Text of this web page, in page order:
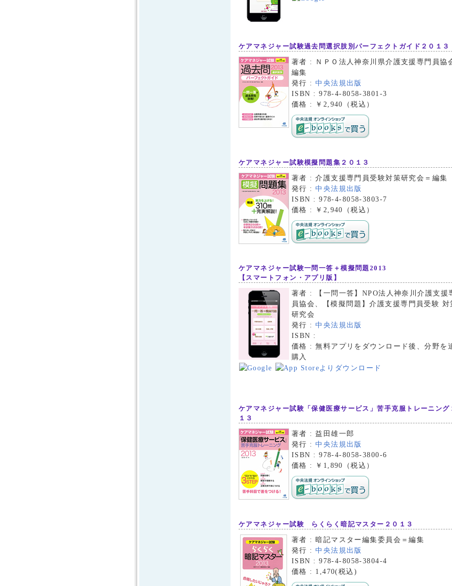
ケアマネジャー試験過去問選択肢別パーフェクトガイド２０１３
著者 : ＮＰＯ法人神奈川県介護支援専門員協
編集
発行 :中央法規出版
ISBN : 978-4-8058-3801-3
価格 : ￥2,940（税込）
ケアマネジャー試験模擬問題集２０１３
著者 : 介護支援専門員受験対策研究会＝編集
発行 :中央法規出版
ISBN : 978-4-8058-3803-7
価格 : ￥2,940（税込）
ケアマネジャー試験一問一答＋模擬問題2013
【スマートフォン・アプリ版】
著者 : 【一問一答】NPO法人神奈川介護支援
員協会、【模擬問題】介護支援専門員受験 対
研究会
発行 :中央法規出版
ISBN :
価格 : 無料アプリをダウンロード後、分野を
購入
ケアマネジャー試験「保健医療サービス」苦手克服トレーニング
１３
著者 : 益田雄一郎
発行 :中央法規出版
ISBN : 978-4-8058-3800-6
価格 : ￥1,890（税込）
ケアマネジャー試験 らくらく暗記マスター２０１３
著者 : 暗記マスター編集委員会＝編集
発行 :中央法規出版
ISBN : 978-4-8058-3804-4
価格 : 1,470(税込)